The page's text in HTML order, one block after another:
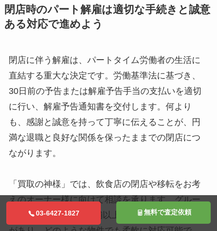
閉店時のパート解雇は適切な手続きと誠意
ある対応で進めよう
閉店に伴う解雇は、パートタイム労働者の生活に
直結する重大な決定です。労働基準法に基づき、
30日前の予告または解雇予告手当の支払いを適切
に行い、解雇予告通知書を交付します。何より
も、感謝と誠意を持って丁寧に伝えることが、円
満な退職と良好な関係を保ったままでの閉店につ
ながります。
「買取の神様」では、飲食店の閉店や移転をお考
えのオーナー様に向けて相談を承ります。グルー
プ会社で10業態100店舗以上の開業および経営経験
03-6427-1827 無料で査定依頼